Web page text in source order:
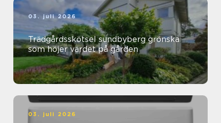
03. juli 2026
Trädgårdsskötsel sundbyberg grönska
som höjer värdet på gården
03. juli 2026